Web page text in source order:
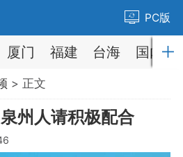
PC版
厦门 福建 台海 国内
> 正文
州人请积极配合